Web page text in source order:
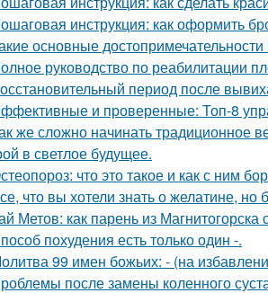
инструкция: как оформить
основные
руководство по реабилитации
период после
и проверенные: Топ-8
же сложно начинать традиционное
в светлое будущее.
что это такое и как с ним
что вы хотели знать о желатине, но
Метов: как парень из Магнитогорска
похудения есть только один -.
99 имен божьих: - (на
после замены коленного